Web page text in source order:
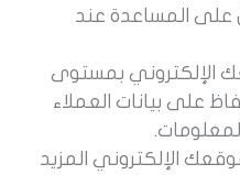
على المساعدة عند
الإلكتروني بمستوى
على بيانات العملاء
الإلكتروني المزيد